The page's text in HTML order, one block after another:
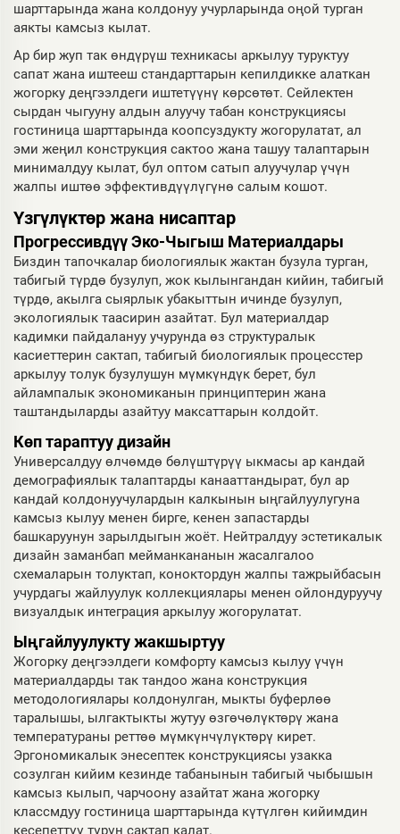
шарттарында жана колдонуу учурларында оңой турган
аякты камсыз кылат.
Ар бир жуп так өндүрүш техникасы аркылуу туруктуу
сапат жана иштееш стандарттарын кепилдикке алаткан
жогорку деңгээлдеги иштетүүнү көрсөтөт. Сейлектен
сырдан чыгууну алдын алуучу табан конструкциясы
гостиница шарттарында коопсуздукту жогорулатат, ал
эми жеңил конструкция сактоо жана ташуу талаптарын
минималдуу кылат, бул оптом сатып алуучулар үчүн
жалпы иштөө эффективдүүлүгүнө салым кошот.
Үзгүлүктөр жана нисаптар
Прогрессивдүү Эко-Чыгыш Материалдары
Биздин тапочкалар биологиялык жактан бузула турган,
табигый түрдө бузулуп, жок кылынгандан кийин, табигый
түрдө, акылга сыярлык убакыттын ичинде бузулуп,
экологиялык таасирин азайтат. Бул материалдар
кадимки пайдалануу учурунда өз структуралык
касиеттерин сактап, табигый биологиялык процесстер
аркылуу толук бузулушун мүмкүндүк берет, бул
айлампалык экономиканын принциптерин жана
таштандыларды азайтуу максаттарын колдойт.
Көп тараптуу дизайн
Универсалдуу өлчөмдө бөлүштүрүү ыкмасы ар кандай
демографиялык талаптарды канааттандырат, бул ар
кандай колдонуучулардын калкынын ыңгайлуулугуна
камсыз кылуу менен бирге, кенен запастарды
башкаруунун зарылдыгын жоёт. Нейтралдуу эстетикалык
дизайн заманбап мейманкананын жасалгалоо
схемаларын толуктап, коноктордун жалпы тажрыйбасын
учурдагы жайлуулук коллекциялары менен ойлондуруучу
визуалдык интеграция аркылуу жогорулатат.
Ыңгайлуулукту жакшыртуу
Жогорку деңгээлдеги комфорту камсыз кылуу үчүн
материалдарды так тандоо жана конструкция
методологиялары колдонулган, мыкты буферлөө
таралышы, ылгактыкты жутуу өзгөчөлүктөрү жана
температураны реттөө мүмкүнчүлүктөрү кирет.
Эргономикалык энесептек конструкциясы узакка
созулган кийим кезинде табанынын табигый чыбышын
камсыз кылып, чарчоону азайтат жана жогорку
классмдуу гостиница шарттарында күтүлгөн кийимдин
кесепеттүү түрүн сактап калат.